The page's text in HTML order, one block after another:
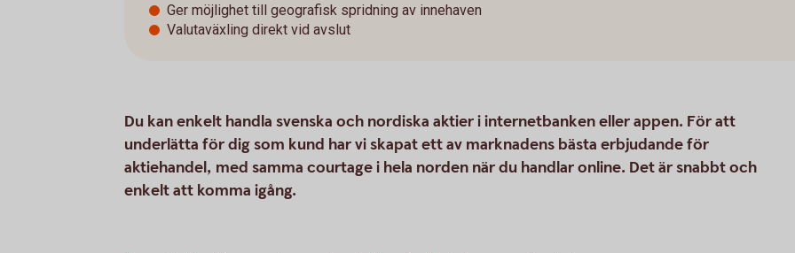
Ger möjlighet till geografisk spridning av innehaven
Valutaväxling direkt vid avslut
Du kan enkelt handla svenska och nordiska aktier i internetbanken eller appen. För att
underlätta för dig som kund har vi skapat ett av marknadens bästa erbjudande för
aktiehandel, med samma courtage i hela norden när du handlar online. Det är snabbt och
enkelt att komma igång.